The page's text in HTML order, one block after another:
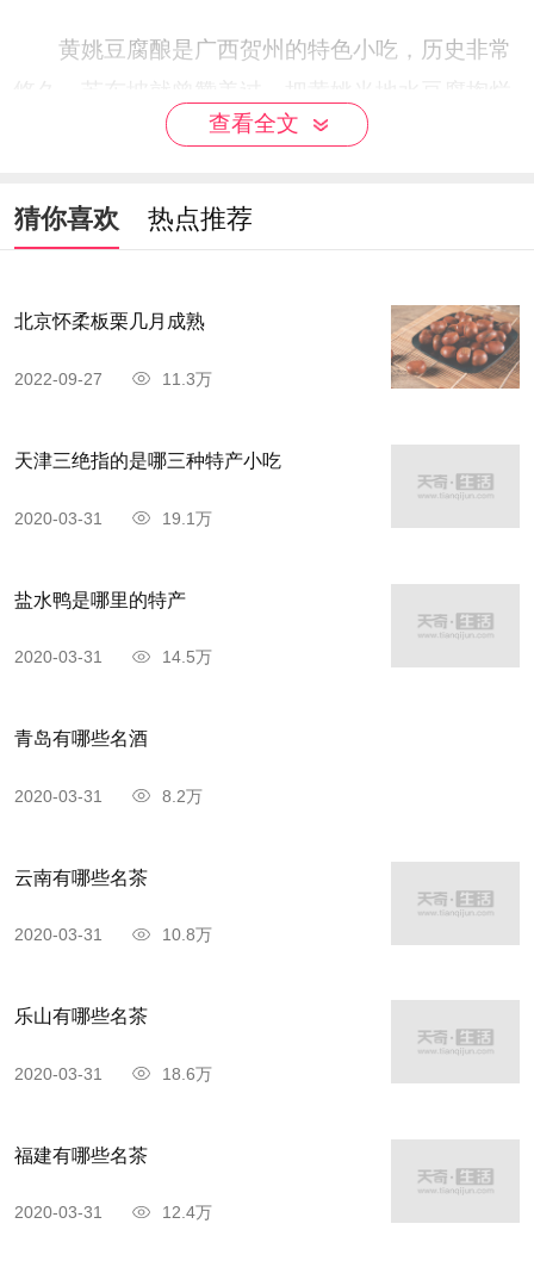
黄姚豆腐酿是广西贺州的特色小吃，历史非常
揉碎，放入馅料捏成小包，加入黄姚豆豉文火慢
制作出来的豆腐酿味道充分渗透，香气扑鼻，色香
味俱佳，别有一番风味。
查看全文
猜你喜欢 热点推荐
北京怀柔板栗几月成熟
2022-09-27 11.3万
天津三绝指的是哪三种特产小吃
2020-03-31 19.1万
盐水鸭是哪里的特产
2020-03-31 14.5万
青岛有哪些名酒
2020-03-31 8.2万
云南有哪些名茶
2020-03-31 10.8万
乐山有哪些名茶
2020-03-31 18.6万
福建有哪些名茶
2020-03-31 12.4万